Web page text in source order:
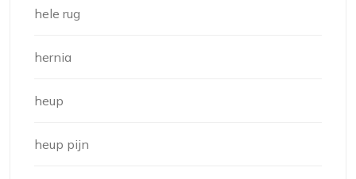
hele rug
hernia
heup
heup pijn